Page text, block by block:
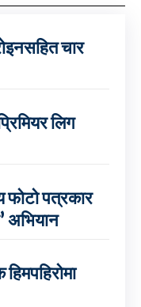
चार
लिग
फोटो पत्रकार
अभियान